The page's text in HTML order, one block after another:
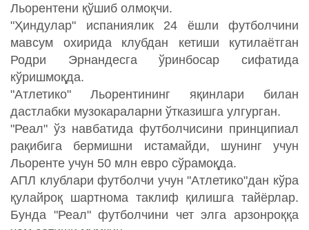
Льорентени қўшиб олмоқчи.
"Ҳиндулар" испаниялик 24 ёшли футболчини
мавсум охирида клубдан кетиши кутилаётган
Родри Эрнандесга ўринбосар сифатида
кўришмоқда.
"Атлетико" Льорентининг яқинлари билан
дастлабки музокараларни ўтказишга улгурган.
"Реал" ўз навбатида футболчисини принципиал
рақибига бермишни истамайди, шунинг учун
Льоренте учун 50 млн евро сўрамоқда.
АПЛ клублари футболчи учун "Атлетико"дан кўра
қулайроқ шартнома таклиф қилишга тайёрлар.
Бунда "Реал" футболчини чет элга арзонроққа